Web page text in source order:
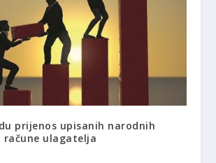
prijenos upisanih narodnih
račune ulagatelja